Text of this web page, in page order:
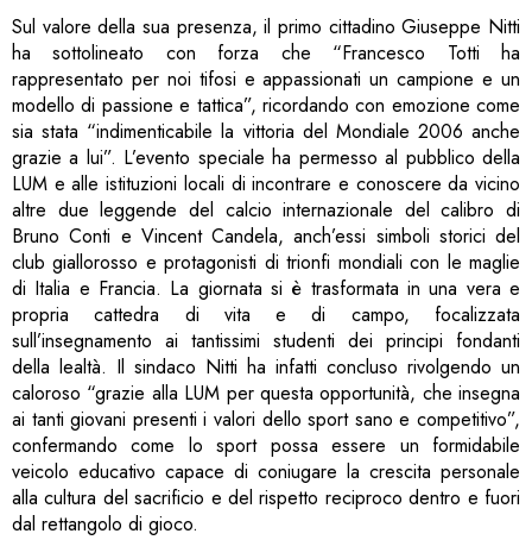
Sul valore della sua presenza, il primo cittadino Giuseppe Nitti
ha sottolineato con forza che “Francesco Totti ha
rappresentato per noi tifosi e appassionati un campione e un
modello di passione e tattica”, ricordando con emozione come
sia stata “indimenticabile la vittoria del Mondiale 2006 anche
grazie a lui”. L’evento speciale ha permesso al pubblico della
LUM e alle istituzioni locali di incontrare e conoscere da vicino
altre due leggende del calcio internazionale del calibro di
Bruno Conti e Vincent Candela, anch’essi simboli storici del
club giallorosso e protagonisti di trionfi mondiali con le maglie
di Italia e Francia. La giornata si è trasformata in una vera e
propria cattedra di vita e di campo, focalizzata
sull’insegnamento ai tantissimi studenti dei principi fondanti
della lealtà. Il sindaco Nitti ha infatti concluso rivolgendo un
caloroso “grazie alla LUM per questa opportunità, che insegna
ai tanti giovani presenti i valori dello sport sano e competitivo”,
confermando come lo sport possa essere un formidabile
veicolo educativo capace di coniugare la crescita personale
alla cultura del sacrificio e del rispetto reciproco dentro e fuori
dal rettangolo di gioco.